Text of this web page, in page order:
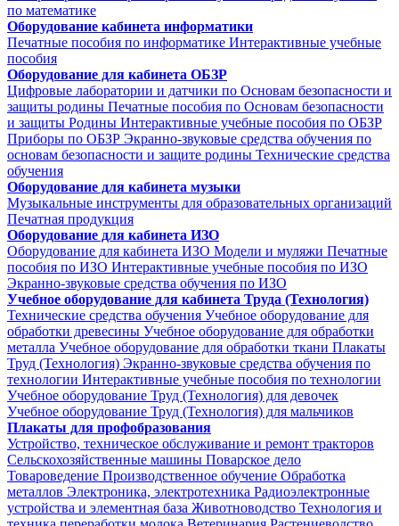
по математике
Оборудование кабинета информатики
Печатные пособия по информатике Интерактивные учебные
пособия
Оборудование для кабинета ОБЗР
Цифровые лаборатории и датчики по Основам безопасности и
защиты родины Печатные пособия по Основам безопасности
и защиты Родины Интерактивные учебные пособия по ОБЗР
Приборы по ОБЗР Экранно-звуковые средства обучения по
основам безопасности и защите родины Технические средства
обучения
Оборудование для кабинета музыки
Музыкальные инструменты для образовательных организаций
Печатная продукция
Оборудование для кабинета ИЗО
Оборудование для кабинета ИЗО Модели и муляжи Печатные
пособия по ИЗО Интерактивные учебные пособия по ИЗО
Экранно-звуковые средства обучения по ИЗО
Учебное оборудование для кабинета Труда (Технология)
Технические средства обучения Учебное оборудование для
обработки древесины Учебное оборудование для обработки
металла Учебное оборудование для обработки ткани Плакаты
Труд (Технология) Экранно-звуковые средства обучения по
технологии Интерактивные учебные пособия по технологии
Учебное оборудование Труд (Технология) для девочек
Учебное оборудование Труд (Технология) для мальчиков
Плакаты для профобразования
Устройство, техническое обслуживание и ремонт тракторов
Сельскохозяйственные машины Поварское дело
Товароведение Производственное обучение Обработка
металлов Электроника, электротехника Радиоэлектронные
устройства и элементная база Животноводство Технология и